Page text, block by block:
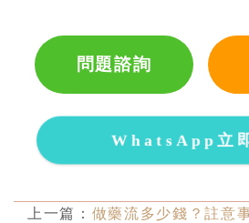
問題諮詢
WhatsApp立
上一篇： 做藥流多少錢？註意